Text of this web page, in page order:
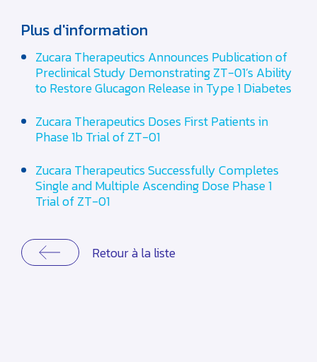
Plus d'information
Zucara Therapeutics Announces Publication of
Preclinical Study Demonstrating ZT-01’s Ability
to Restore Glucagon Release in Type 1 Diabetes
Zucara Therapeutics Doses First Patients in
Phase 1b Trial of ZT-01
Zucara Therapeutics Successfully Completes
Single and Multiple Ascending Dose Phase 1
Trial of ZT-01
Retour à la liste